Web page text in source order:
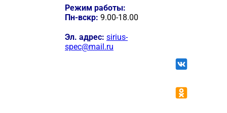
Режим работы:
Пн-вскр: 9.00-18.00
Эл. адрес: sirius-
spec@mail.ru